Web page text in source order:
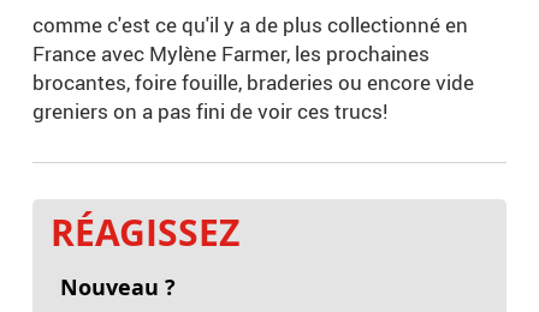
comme c'est ce qu'il y a de plus collectionné en
France avec Mylène Farmer, les prochaines
brocantes, foire fouille, braderies ou encore vide
greniers on a pas fini de voir ces trucs!
RÉAGISSEZ
Nouveau ?